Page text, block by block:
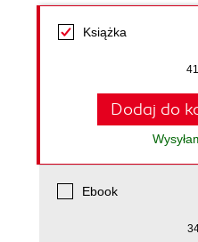
Książka
Dodaj do
Ebook